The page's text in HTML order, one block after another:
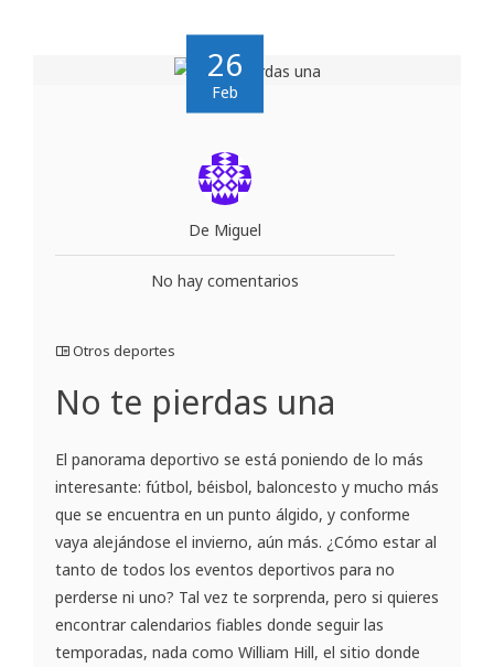
26
Feb
De Miguel
No hay comentarios
Otros deportes
No te pierdas una
El panorama deportivo se está poniendo de lo más
interesante: fútbol, béisbol, baloncesto y mucho más
que se encuentra en un punto álgido, y conforme
vaya alejándose el invierno, aún más. ¿Cómo estar al
tanto de todos los eventos deportivos para no
perderse ni uno? Tal vez te sorprenda, pero si quieres
encontrar calendarios fiables donde seguir las
temporadas, nada como William Hill, el sitio donde